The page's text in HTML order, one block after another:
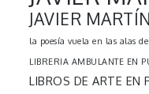
JAVIER
la poesía vuela en las alas
LIBRERIA AMBULANTE EN
LIBROS DE ARTE EN